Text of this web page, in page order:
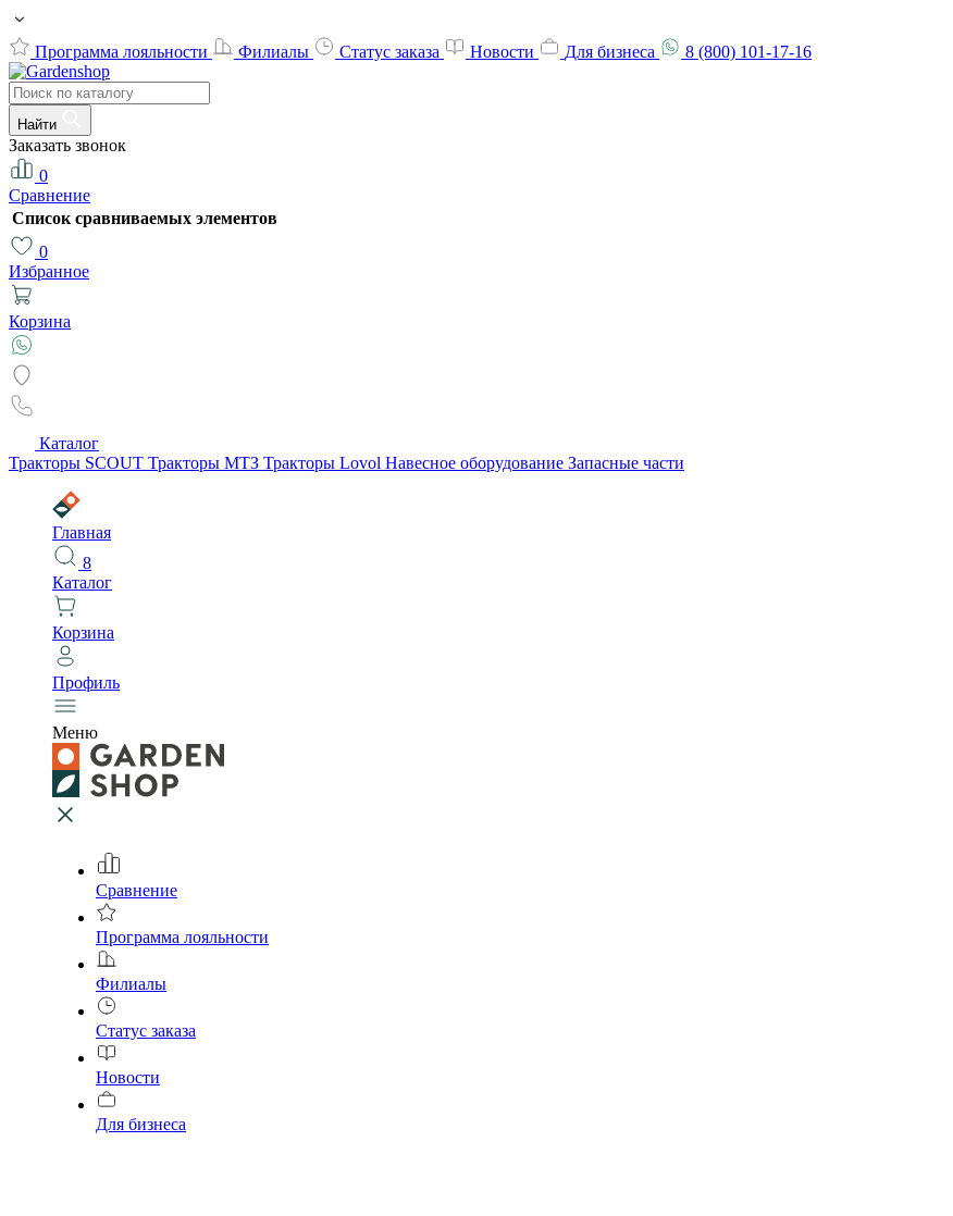
Программа лояльности Филиалы Статус заказа Новости Для бизнеса 8 (800) 101-17-16
Найти
Заказать звонок
0
Сравнение
Список сравниваемых элементов
0
Избранное
Корзина
Каталог
Тракторы SCOUT Тракторы МТЗ Тракторы Lovol Навесное оборудование Запасные части
Главная
8
Каталог
Корзина
Профиль
Меню
Сравнение
Программа лояльности
Филиалы
Статус заказа
Новости
Для бизнеса